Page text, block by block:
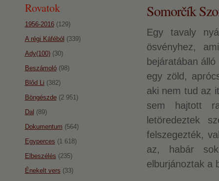
Somorčík
Egy tavaly
ösvényhez,
bejáratában
egy zöld,
aki nem tud az
sem hajtott
letöredeztek
felszegezték,
az, habár
elburjánoztak a
Rovatok
1956-2016(129)
A régi Káféból (339)
Ady(100)(30)
Beszámoló(98)
Blőd Li (382)
Böngészde(2 951)
Dal (89)
Dokumentum (564)
Egyperces (1 618)
Elbeszélés (235)
Énekelt vers (33)